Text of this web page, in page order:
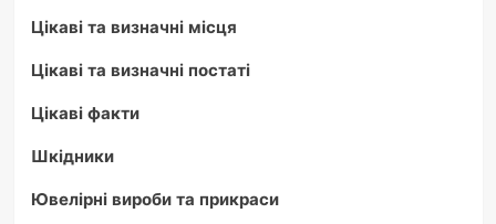
Цікаві та визначні місця
Цікаві та визначні постаті
Цікаві факти
Шкідники
Ювелірні вироби та прикраси